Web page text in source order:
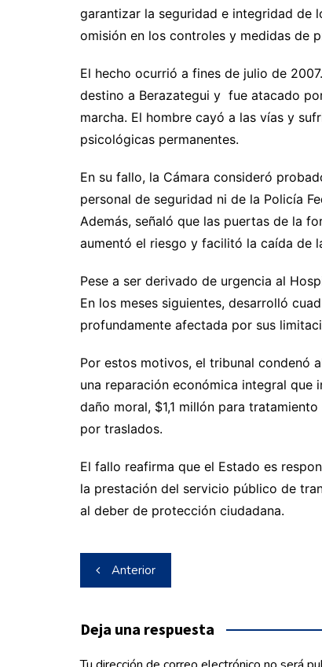
garantizar la seguridad e integridad de
omisión en los controles y medidas de
El hecho ocurrió a fines de julio de
destino a Berazategui y fue atacado
marcha. El hombre cayó a las vías y
psicológicas permanentes.
En su fallo, la Cámara consideró
personal de seguridad ni de la Policía
Además, señaló que las puertas de la
aumentó el riesgo y facilitó la caída de
Pese a ser derivado de urgencia al
En los meses siguientes, desarrolló
profundamente afectada por sus
Por estos motivos, el tribunal condenó
una reparación económica integral que
daño moral, $1,1 millón para
por traslados.
El fallo reafirma que el Estado es
la prestación del servicio público de
al deber de protección ciudadana.
Navegación
de
entradas
Anterior
Deja una respuesta